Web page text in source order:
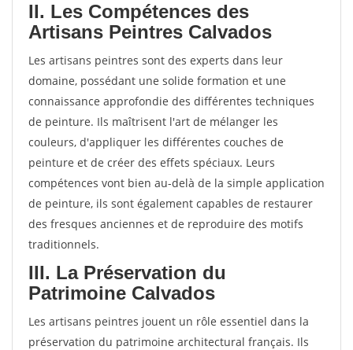
II. Les Compétences des
Artisans Peintres Calvados
Les artisans peintres sont des experts dans leur
domaine, possédant une solide formation et une
connaissance approfondie des différentes techniques
de peinture. Ils maîtrisent l'art de mélanger les
couleurs, d'appliquer les différentes couches de
peinture et de créer des effets spéciaux. Leurs
compétences vont bien au-delà de la simple application
de peinture, ils sont également capables de restaurer
des fresques anciennes et de reproduire des motifs
traditionnels.
III. La Préservation du
Patrimoine Calvados
Les artisans peintres jouent un rôle essentiel dans la
préservation du patrimoine architectural français. Ils